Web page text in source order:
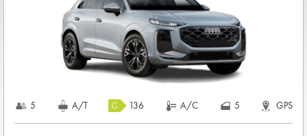
DEPOZIT NA KREDITNOJ KARTICI u iznosu od
1.440,00 EUR+ iznosa najma
KOMPLETNI USLOVI NAJMA
5 A/T 136 A/C 5 GPS